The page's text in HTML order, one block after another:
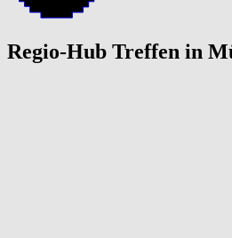
Regio-Hub Treffen in